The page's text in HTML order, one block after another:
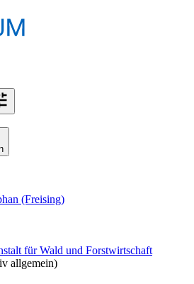
(Freising)
für Wald und Forstwirtschaft
allgemein)